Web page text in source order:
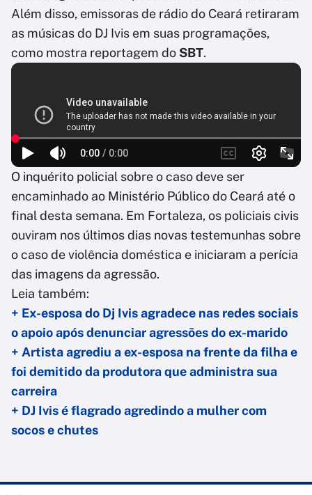
Além disso, emissoras de rádio do Ceará retiraram
as músicas do DJ Ivis em suas programações,
como mostra reportagem do SBT.
O inquérito policial sobre o caso deve ser
encaminhado ao Ministério Público do Ceará até o
final desta semana. Em Fortaleza, os policiais civis
ouviram nos últimos dias novas testemunhas sobre
o caso de violência doméstica e iniciaram a perícia
das imagens da agressão.
Leia também:
+ Ex-esposa do Dj Ivis agradece nas redes sociais
o apoio após denunciar agressões do ex-marido
+ Artista agrediu a ex-esposa na frente da filha e
foi demitido da produtora que administra sua
carreira
+ DJ Ivis é flagrado agredindo a mulher com
socos e chutes